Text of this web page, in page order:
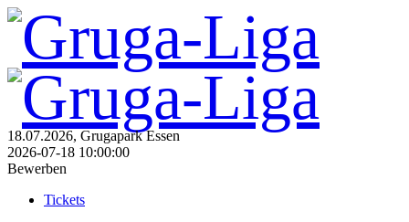
18.07.2026, Grugapark Essen
2026-07-18 10:00:00
Bewerben
Tickets